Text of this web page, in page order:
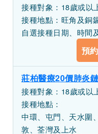
接種對象：18歲或以
接種地點：旺角及銅
自選接種日期、時間
預
莊柏醫療20價肺炎
接種對象：18歲或以
接種地點：
中環、屯門、天水圍
敦、荃灣及上水